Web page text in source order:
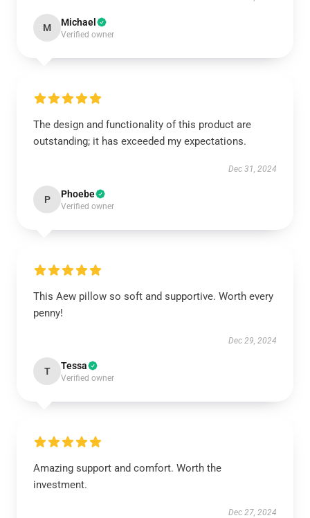
M Michael
Verified owner
The design and functionality of this product are
outstanding; it has exceeded my expectations.
Dec 31, 2024
P Phoebe
Verified owner
This Aew pillow so soft and supportive. Worth every
penny!
Dec 29, 2024
T Tessa
Verified owner
Amazing support and comfort. Worth the
investment.
Dec 27, 2024